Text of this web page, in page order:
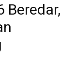
Beredar,